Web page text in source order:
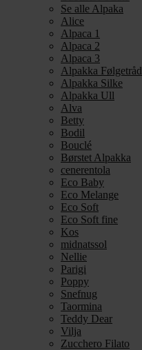
Se alle Alpaka
Alice
Alpaca 1
Alpaca 2
Alpaca 3
Alpakka Følgetråd
Alpakka Silke
Alpakka Ull
Alva
Betty
Bodil
Bouclé
Børstet Alpakka
cenerentola
Eco Baby
Eco Melange
Eco Soft
Eco Soft fine
Kos
midnatssol
Nellie
Parigi
Poppy
Snefnug
Taormina
Teddy Dear
Vilja
Zucchero Filato